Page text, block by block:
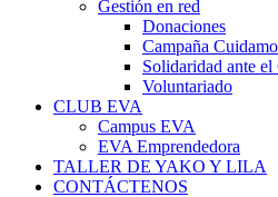
Gestión en red
Donaciones
Campaña
Solidaridad ante
Voluntariado
CLUB EVA
Campus EVA
EVA Emprendedora
TALLER DE YAKO Y LILA
CONTÁCTENOS